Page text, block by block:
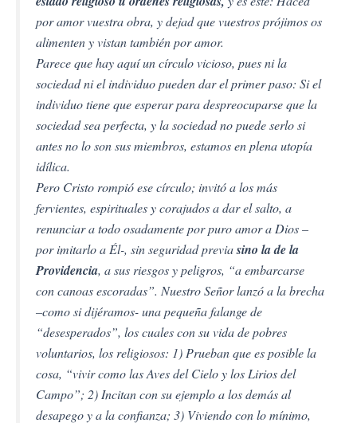
por amor vuestra obra, y dejad que vuestros prójimos os
alimenten y vistan también por amor.
Parece que hay aquí un círculo vicioso, pues ni la
sociedad ni el individuo pueden dar el primer paso: Si el
individuo tiene que esperar para despreocuparse que la
sociedad sea perfecta, y la sociedad no puede serlo si
antes no lo son sus miembros, estamos en plena utopía
idílica.
Pero Cristo rompió ese círculo; invitó a los más
fervientes, espirituales y corajudos a dar el salto, a
renunciar a todo osadamente por puro amor a Dios –
por imitarlo a Él-, sin seguridad previasino la de la
Providencia, a sus riesgos y peligros, “a embarcarse
con canoas escoradas”. Nuestro Señor lanzó a la brecha
–como si dijéramos- una pequeña falange de
“desesperados”, los cuales con su vida de pobres
voluntarios, los religiosos: 1) Prueban que es posible la
cosa, “vivir como las Aves del Cielo y los Lirios del
Campo”; 2) Incitan con su ejemplo a los demás al
desapego y a la confianza; 3) Viviendo con lo mínimo,